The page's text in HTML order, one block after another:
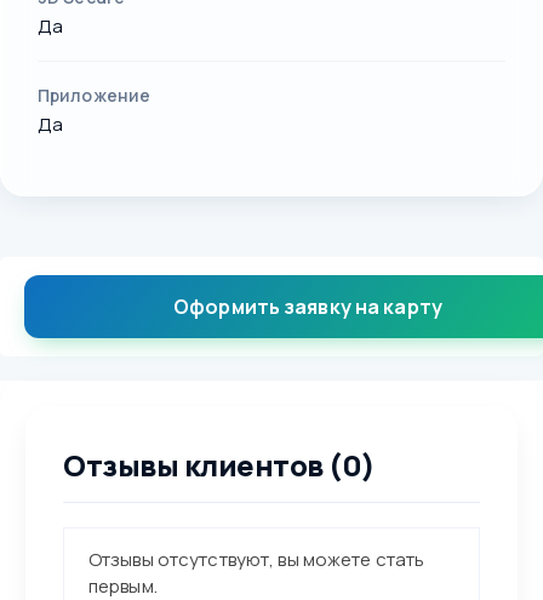
Да
Приложение
Да
Оформить заявку на карту
Отзывы клиентов (0)
Отзывы отсутствуют, вы можете стать
первым.